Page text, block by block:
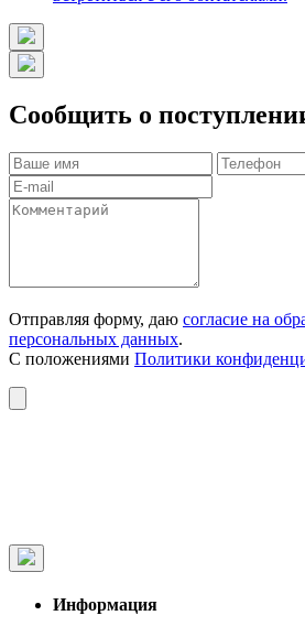
Сообщить о
Отправляя форму, даю согласие на
персональных данных.
С положениями Политики
Информация